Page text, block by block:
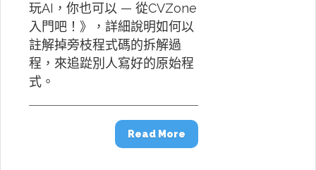
玩AI，你也可以 — 從CVZone
入門吧！》，詳細說明如何以
註解掉旁枝程式碼的拆解過
程，來追踨別人寫好的原始程
式。
Read More